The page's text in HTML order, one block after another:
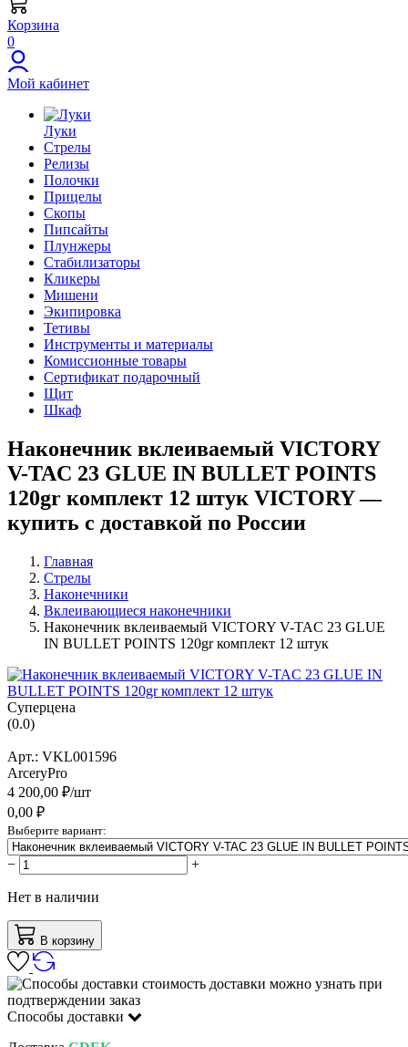
Корзина
0
Мой кабинет
Луки
Стрелы
Релизы
Полочки
Прицелы
Скопы
Пипсайты
Плунжеры
Стабилизаторы
Кликеры
Мишени
Экипировка
Тетивы
Инструменты и материалы
Комиссионные товары
Сертификат подарочный
Щит
Шкаф
Наконечник вклеиваемый VICTORY
V-TAC 23 GLUE IN BULLET POINTS
120gr комплект 12 штук VICTORY —
купить с доставкой по России
Главная
Стрелы
Наконечники
Вклеивающиеся наконечники
Наконечник вклеиваемый VICTORY V-TAC 23 GLUE
IN BULLET POINTS 120gr комплект 12 штук
Суперцена
(0.0)
Арт.: VKL001596
ArceryPro
4 200,00 ₽/шт
0,00 ₽
Выберите вариант:
− +
Нет в наличии
В корзину
стоимость доставки можно узнать при
подтверждении заказ
Способы доставки